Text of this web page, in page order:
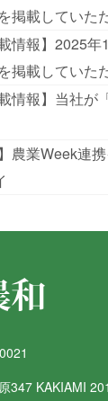
掲載していた
情報】2025
掲載していた
情報】当社
】農業Week
347 KAKIAMI 201